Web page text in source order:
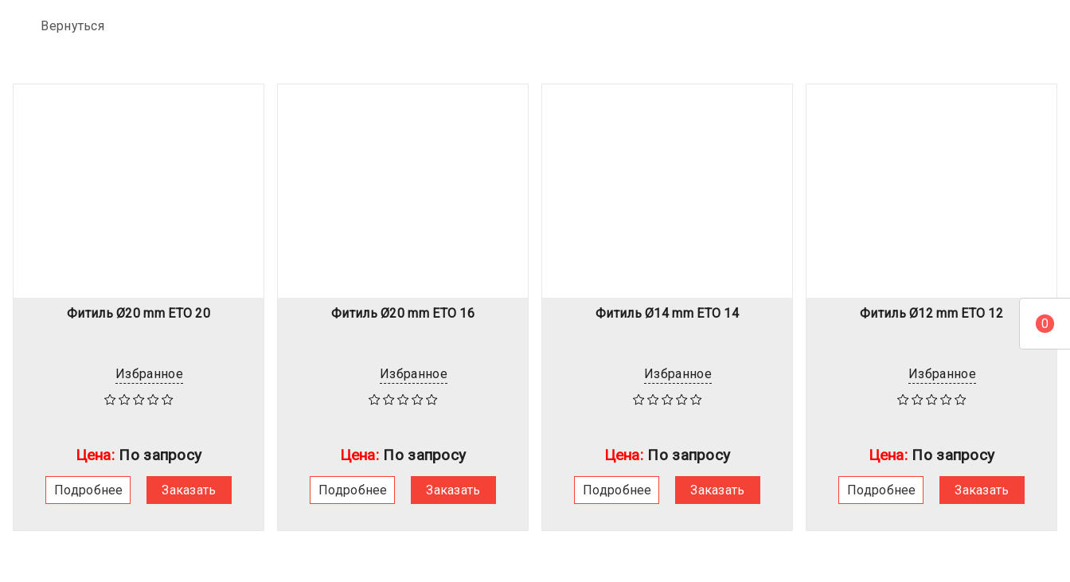
Вернуться
Фитиль Ø20 mm ETO 20
Избранное
Цена: По запросу
Подробнее Заказать
Фитиль Ø20 mm ETO 16
Избранное
Цена: По запросу
Подробнее Заказать
Фитиль Ø14 mm ETO 14
Избранное
Цена: По запросу
Подробнее Заказать
Фитиль Ø12 mm ETO 12
Избранное
Цена: По запросу
Подробнее Заказать
0